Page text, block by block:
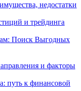
недостатки
и трейдинга
Поиск Выгодных
и факторы
путь к финансовой